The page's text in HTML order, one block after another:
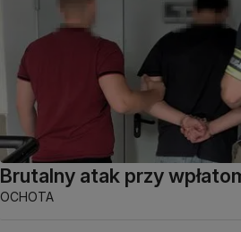
Brutalny atak przy
OCHOTA